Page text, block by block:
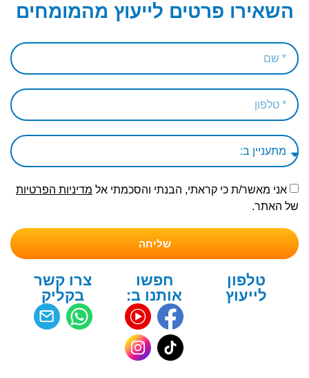
השאירו פרטים לייעוץ מהמומחים
אני מאשר/ת כי קראתי, הבנתי והסכמתי אל מדיניות הפרטיות
של האתר.
שליחה
טלפון
לייעוץ
חפשו
אותנו ב:
צרו קשר
בקליק